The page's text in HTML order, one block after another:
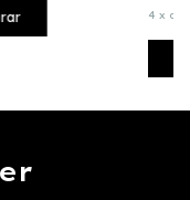
4 x de